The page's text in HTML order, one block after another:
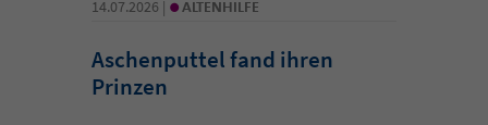
14.07.2026 | ALTENHILFE
Aschenputtel fand ihren
Prinzen